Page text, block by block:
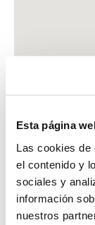
Esta página
Las cookies de
el contenido y
sociales y
información
nuestros